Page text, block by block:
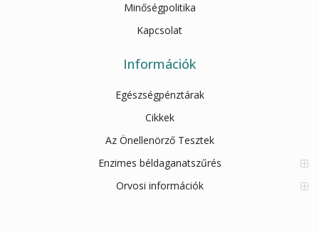
Minőségpolitika
Kapcsolat
Információk
Egészségpénztárak
Cikkek
Az Önellenörző Tesztek
Enzimes béldaganatszűrés
Orvosi információk